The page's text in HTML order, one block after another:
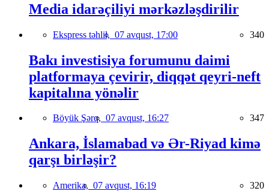
Media idarəçiliyi mərkəzləşdirilir
Ekspress təhlil, 07 avqust, 17:00 340
Bakı investisiya forumunu daimi
platformaya çevirir, diqqət qeyri-neft
kapitalına yönəlir
Böyük Şərq, 07 avqust, 16:27 347
Ankara, İslamabad və Ər-Riyad kimə
qarşı birləşir?
Amerika, 07 avqust, 16:19 320